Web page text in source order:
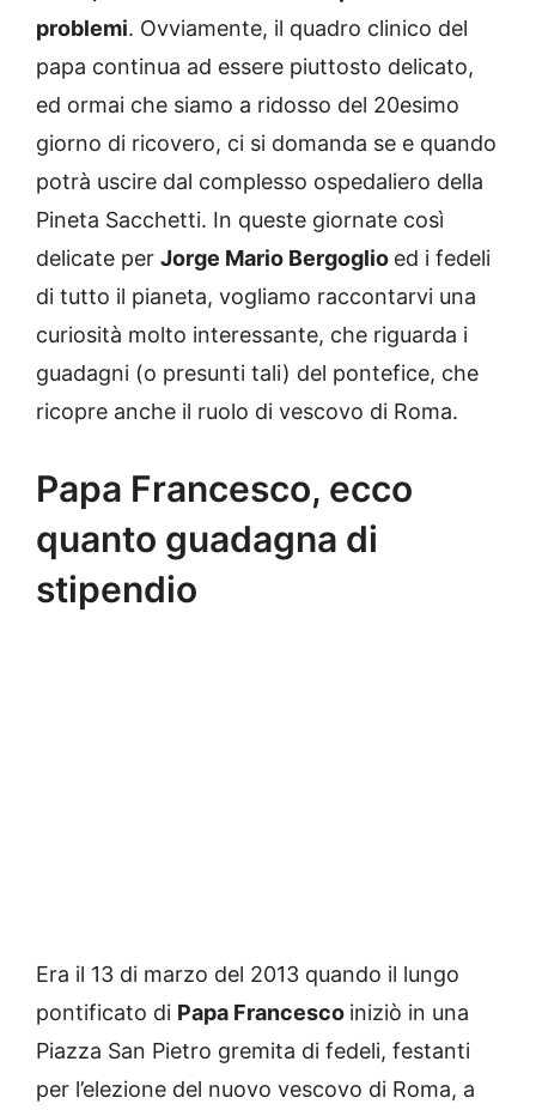
problemi. Ovviamente, il quadro clinico del
papa continua ad essere piuttosto delicato,
ed ormai che siamo a ridosso del 20esimo
giorno di ricovero, ci si domanda se e quando
potrà uscire dal complesso ospedaliero della
Pineta Sacchetti. In queste giornate così
delicate per Jorge Mario Bergoglio ed i fedeli
di tutto il pianeta, vogliamo raccontarvi una
curiosità molto interessante, che riguarda i
guadagni (o presunti tali) del pontefice, che
ricopre anche il ruolo di vescovo di Roma.
Papa Francesco, ecco
quanto guadagna di
stipendio
Era il 13 di marzo del 2013 quando il lungo
pontificato di Papa Francesco iniziò in una
Piazza San Pietro gremita di fedeli, festanti
per l’elezione del nuovo vescovo di Roma, a